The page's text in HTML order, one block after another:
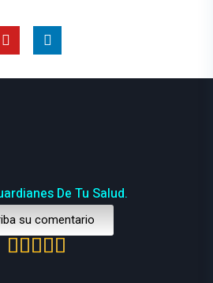
De Tu Salud.
su comentario